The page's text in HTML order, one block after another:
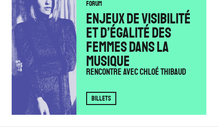
FORUM
ENJEUX DE VISIBILITÉ
ET D’ÉGALITÉ DES
FEMMES DANS LA
MUSIQUE
Rencontre avec Chloé Thibaud
BILLETS